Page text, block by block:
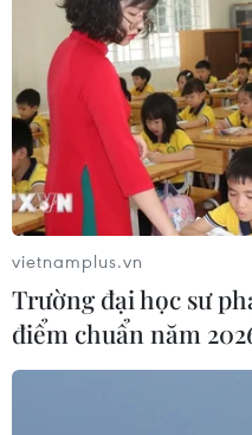
doanh vào Việt Nam.
vietnamplus.vn
Trường đại học sư
điểm chuẩn năm